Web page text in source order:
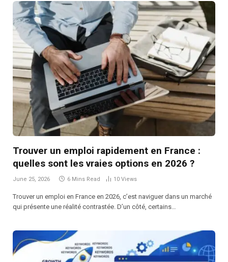
Trouver un emploi rapidement en France :
quelles sont les vraies options en 2026 ?
June 25, 2026 6 Mins Read 10 Views
Trouver un emploi en France en 2026, c’est naviguer dans un marché
qui présente une réalité contrastée. D’un côté, certains…